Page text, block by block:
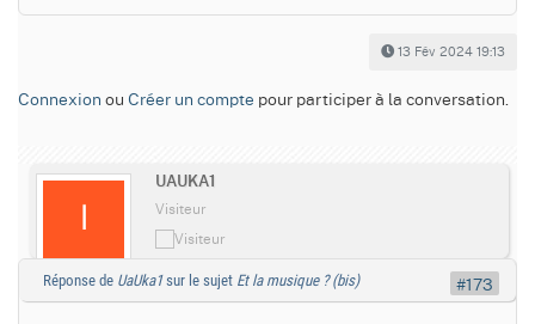
13 Fév 2024 19:13
Connexion ou Créer un compte pour participer à la conversation.
UAUKA1
Visiteur
Réponse de UaUka1sur le sujet Et la musique ? (bis) #173